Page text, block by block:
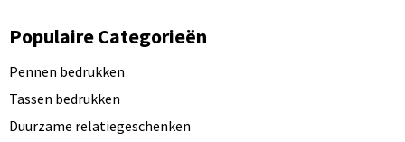
Populaire Categorieën
Pennen bedrukken
Tassen bedrukken
Duurzame relatiegeschenken